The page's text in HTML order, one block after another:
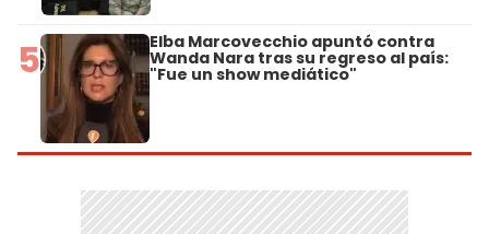
5 Elba Marcovecchio apuntó contra
Wanda Nara tras su regreso al país:
"Fue un show mediático"